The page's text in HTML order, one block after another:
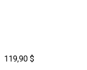
119,90 $